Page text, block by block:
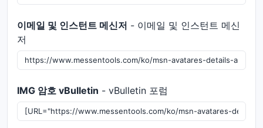
이메일 및 인스턴트 메신저 - 이메일 및 인스턴트 메신
저
IMG 암호 vBulletin - vBulletin 포럼